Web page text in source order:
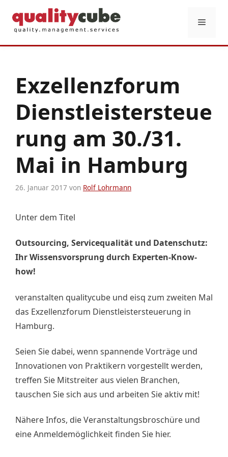
Inhalt
springen
Menü
Exzellenzforum
Dienstleistersteue
rung am 30./31.
Mai in Hamburg
26. Januar 2017 von Rolf Lohrmann
Unter dem Titel
Outsourcing, Servicequalität und Datenschutz:
Ihr Wissensvorsprung durch Experten-Know-
how!
veranstalten qualitycube und eisq zum zweiten Mal
das Exzellenzforum Dienstleistersteuerung in
Hamburg.
Seien Sie dabei, wenn spannende Vorträge und
Innovationen von Praktikern vorgestellt werden,
treffen Sie Mitstreiter aus vielen Branchen,
tauschen Sie sich aus und arbeiten Sie aktiv mit!
Nähere Infos, die Veranstaltungsbroschüre und
eine Anmeldemöglichkeit finden Sie hier.